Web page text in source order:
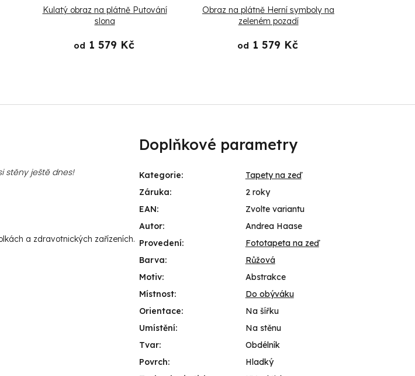
Kulatý obraz na plátně Putování
slona
od 1 579 Kč
Obraz na plátně Herní symboly na
zeleném pozadí
od 1 579 Kč
stěny ještě dnes!
a zdravotnických zařízeních.
Doplňkové parametry
Kategorie:
Tapety na zeď
Záruka:
2 roky
EAN:
Zvolte variantu
Autor:
Andrea Haase
Provedení:
Fototapeta na zeď
Barva:
Růžová
Motiv:
Abstrakce
Místnost:
Do obýváku
Orientace:
Na šířku
Umístění:
Na stěnu
Tvar:
Obdélník
Povrch:
Hladký